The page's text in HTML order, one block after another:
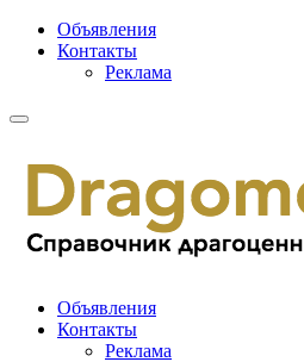
Объявления
Контакты
Реклама
Объявления
Контакты
Реклама